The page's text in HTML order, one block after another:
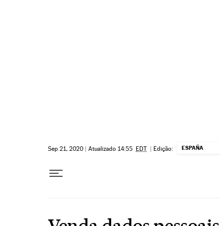
Sep 21, 2020 | Atualizado 14:55 EDT | Edição: ESPAÑA